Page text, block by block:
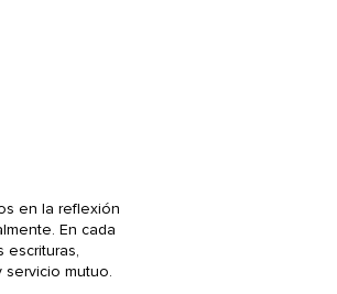
en la reflexión
En cada
escrituras,
mutuo.